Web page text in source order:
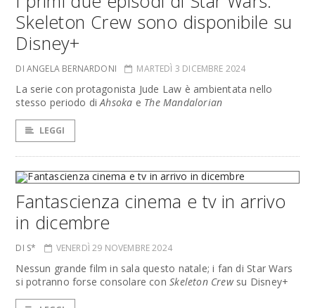
Skeleton Crew sono disponibile su
Disney+
DI ANGELA BERNARDONI MARTEDÌ 3 DICEMBRE 2024
La serie con protagonista Jude Law è ambientata nello
stesso periodo diAhsoka e The Mandalorian
LEGGI
Fantascienza cinema e tv in arrivo
in dicembre
DI S* VENERDÌ 29 NOVEMBRE 2024
Nessun grande film in sala questo natale; i fan di Star Wars
si potranno forse consolare conSkeleton Crewsu Disney+